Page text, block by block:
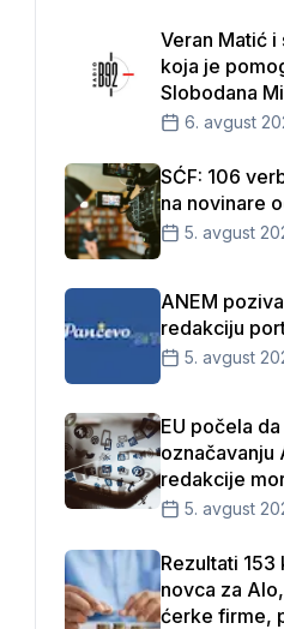
Veran Matić i
koja je
Slobodana
6. avgust
SĆF: 106
na novinare
5. avgust
ANEM
redakciju
5. avgust
EU počela
označavanju
redakcije
5. avgust
Rezultati
novca za
ćerke firme,